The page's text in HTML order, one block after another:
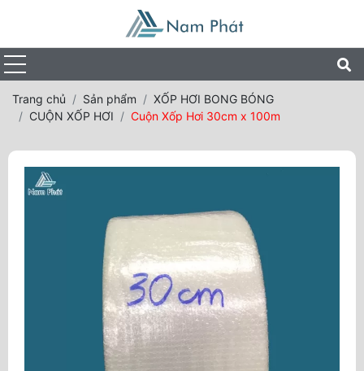
Trang chủ Sản phẩm
XỐP HƠI BONG BÓNG
CUỘN XỐP HƠI
Cuộn Xốp Hơi 30cm x 100m